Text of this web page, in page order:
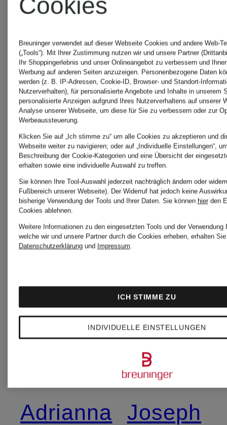
WOOLRICH
Daunenmantel
Damen
WOOLRICH
Herren
WOOLRICH
Jacke
Slipons
Sweat
Weitere Marken
Adrianna
Joseph
Cookies
Breuninger verwendet auf dieser Webseite Cookies und andere Web-
(„Tools“). Mit Ihrer Zustimmung nutzen wir und unsere Partner
Ihr Shoppingerlebnis und unser Onlineangebot zu verbessern und
Werbung auf anderen Seiten anzuzeigen. Personenbezogene Daten
werden (z. B. IP-Adressen, Cookie-ID, Browser- und Standort-
Nutzerverhalten), für personalisierte Angebote und Inhalte in unserem
personalisierte Anzeigen aufgrund Ihres Nutzerverhaltens auf unserer
Analyse unserer Webseite, um diese für Sie zu verbessern oder zur
Werbeaussteuerung.
Klicken Sie auf „Ich stimme zu“ um alle Cookies zu akzeptieren und
Webseite weiter zu navigieren; oder auf „Individuelle Einstellungen“,
Beschreibung der Cookie-Kategorien und eine Übersicht der
erhalten sowie eine individuelle Auswahl zu treffen.
Sie können Ihre Tool-Auswahl jederzeit nachträglich ändern oder
Fußbereich unserer Webseite). Der Widerruf hat jedoch keine
bisherige Verwendung der Tools und Ihrer Daten. Sie können hierden
Cookies ablehnen.
Weitere Informationen zu den eingesetzten Tools und der Verwendung
welche wir und unsere Partner durch die Cookies erheben, erhalten
Datenschutzerklärungund Impressum.
INDIVIDUELLE EINSTELLUNGEN
ICH STIMME ZU